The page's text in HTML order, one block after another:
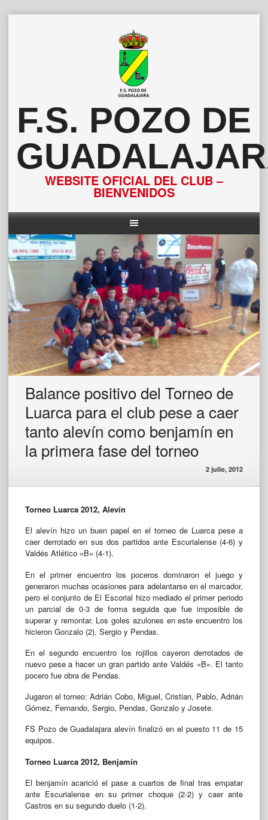
F.S. POZO DE
WEBSITE OFICIAL DEL CLUB –
BIENVENIDOS
Balance positivo del Torneo de
Luarca para el club pese a caer
tanto alevín como benjamín en
la primera fase del torneo
2 julio, 2012
Torneo Luarca 2012, Alevín
El alevín hizo un buen papel en el torneo de Luarca pese a
caer derrotado en sus dos partidos ante Escurialense (4-6) y
Valdés Atlético «B» (4-1).
En el primer encuentro los poceros dominaron el juego y
generaron muchas ocasiones para adelantarse en el marcador,
pero el conjunto de El Escorial hizo mediado el primer periodo
un parcial de 0-3 de forma seguida que fue imposible de
superar y remontar. Los goles azulones en este encuentro los
hicieron Gonzalo (2), Sergio y Pendas.
En el segundo encuentro los rojillos cayeron derrotados de
nuevo pese a hacer un gran partido ante Valdés «B». El tanto
pocero fue obra de Pendas.
Jugaron el torneo: Adrián Cobo, Miguel, Cristian, Pablo, Adrián
Gómez, Fernando, Sergio, Pendas, Gonzalo y Josete.
FS Pozo de Guadalajara alevín finalizó en el puesto 11 de 15
equipos.
Torneo Luarca 2012, Benjamín
El benjamín acarició el pase a cuartos de final tras empatar
ante Escurialense en su primer choque (2-2) y caer ante
Castros en su segundo duelo (1-2).